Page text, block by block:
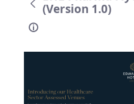
(Version 1.0)